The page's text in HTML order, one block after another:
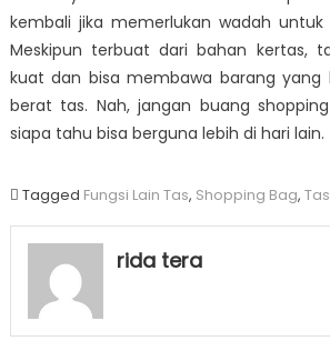
kembali jika memerlukan wadah untuk
Meskipun terbuat dari bahan kertas,
kuat dan bisa membawa barang yang
berat tas. Nah, jangan buang
siapa tahu bisa berguna lebih di hari lain.
Tagged Fungsi Lain Tas, Shopping Bag,
rida tera